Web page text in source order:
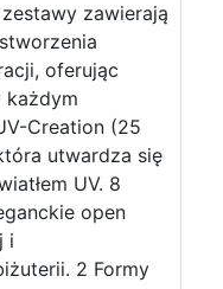
zawierają
oferując
każdym
Creation (25
utwardza się
UV. 8
open
i
2 Formy